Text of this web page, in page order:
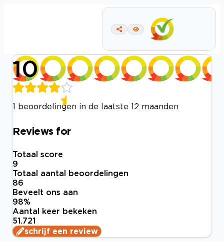
10
1 beoordelingen in de laatste 12 maanden
Reviews for
Totaal score
9
Totaal aantal beoordelingen
86
Beveelt ons aan
98%
Aantal keer bekeken
51.721
schrijf een review